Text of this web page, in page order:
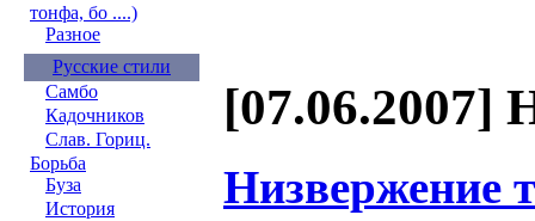
тонфа, бо ....)
Разное
Русские стили
Самбо
Кадочников
Слав. Гориц.
Борьба
Буза
История
[07.06.2007]
Низвержение